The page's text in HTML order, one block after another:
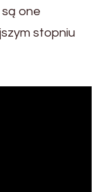
są one
stopniu